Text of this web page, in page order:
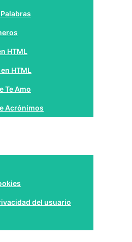
HTML
HTML
Te Amo
Acrónimos
del usuario